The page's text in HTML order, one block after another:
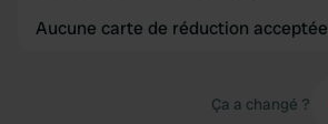
Aucune carte de réduction acceptée
Ça a changé ?